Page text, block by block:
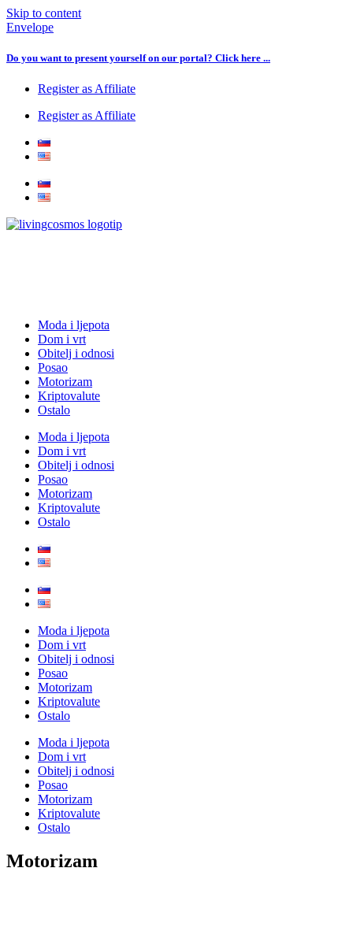
Skip to content
Envelope
Do you want to present yourself on our portal? Click here ...
Register as Affiliate
Register as Affiliate
Moda i ljepota
Dom i vrt
Obitelj i odnosi
Posao
Motorizam
Kriptovalute
Ostalo
Moda i ljepota
Dom i vrt
Obitelj i odnosi
Posao
Motorizam
Kriptovalute
Ostalo
Moda i ljepota
Dom i vrt
Obitelj i odnosi
Posao
Motorizam
Kriptovalute
Ostalo
Moda i ljepota
Dom i vrt
Obitelj i odnosi
Posao
Motorizam
Kriptovalute
Ostalo
Motorizam